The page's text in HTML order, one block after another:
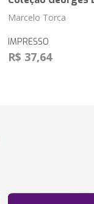
Marcelo Torca
IMPRESSO
R$ 37,64